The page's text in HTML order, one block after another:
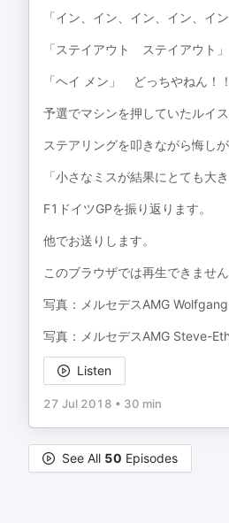
「イン、イン、イン、イン、イン
「ステイアウト ステイアウト」
「ヘイ メン」 どっちやねん！
予選でマシンを押していたルイ
ステアリングを叩きながら悔し
「小さなミスが結果にとても大
F1ドイツGPを振り返ります。
他でお送りします。
このブラウザでは再生できません
写真：メルセデスAMG
写真：メルセデスAMG Steve-
Listen
27 Jul 2018 • 30 min
See All 50 Episodes